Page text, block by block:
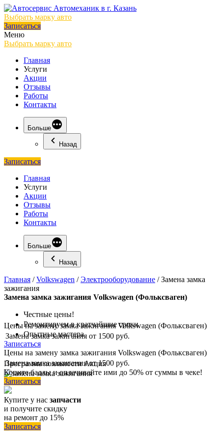
Выбрать марку авто
Записаться
Меню
Выбрать марку авто
Главная
Услуги
Акции
Отзывы
Работы
Контакты
Больше
Назад
Записаться
Главная
Услуги
Акции
Отзывы
Работы
Контакты
Больше
Назад
Главная /Volkswagen /Электрооборудование /Замена замка
зажигания
Замена замка зажигания Volkswagen (Фольксваген)
Честные цены!
Ремонтируем в кратчайшие сроки
Опытные мастера
Записаться
Цены на замену замка зажигания Volkswagen (Фольксваген)
Замена замка зажигания от 1500 руб.
Цены на замену замка зажигания Volkswagen (Фольксваген)
Замена замка зажигания от 1500 руб.
ПрограммалояльностиАкция
Копите баллы и оплачивайте ими до 50% от суммы в чеке!
Записаться
Купите у нас запчасти
и получите скидку
на ремонт до 15%
Записаться